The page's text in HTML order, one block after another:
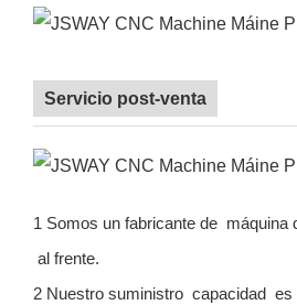
Servicio post-venta
1 Somos un fabricante de máquina
al frente.
2 Nuestro suministro capacidad es